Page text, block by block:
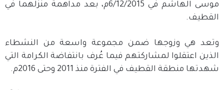
موسى الهاشم في 6/12/2015م، بعد مداهمة منزلهما في
القطيف.
وتعد هي وزوجها ضمن مجموعة واسعة من النشطاء
الذين اعتقلوا لمشاركتهم فيما عُرف بانتفاضة الكرامة التي
شهدتها منطقة القطيف في الفترة منذ 2011 وحتى 2016م.